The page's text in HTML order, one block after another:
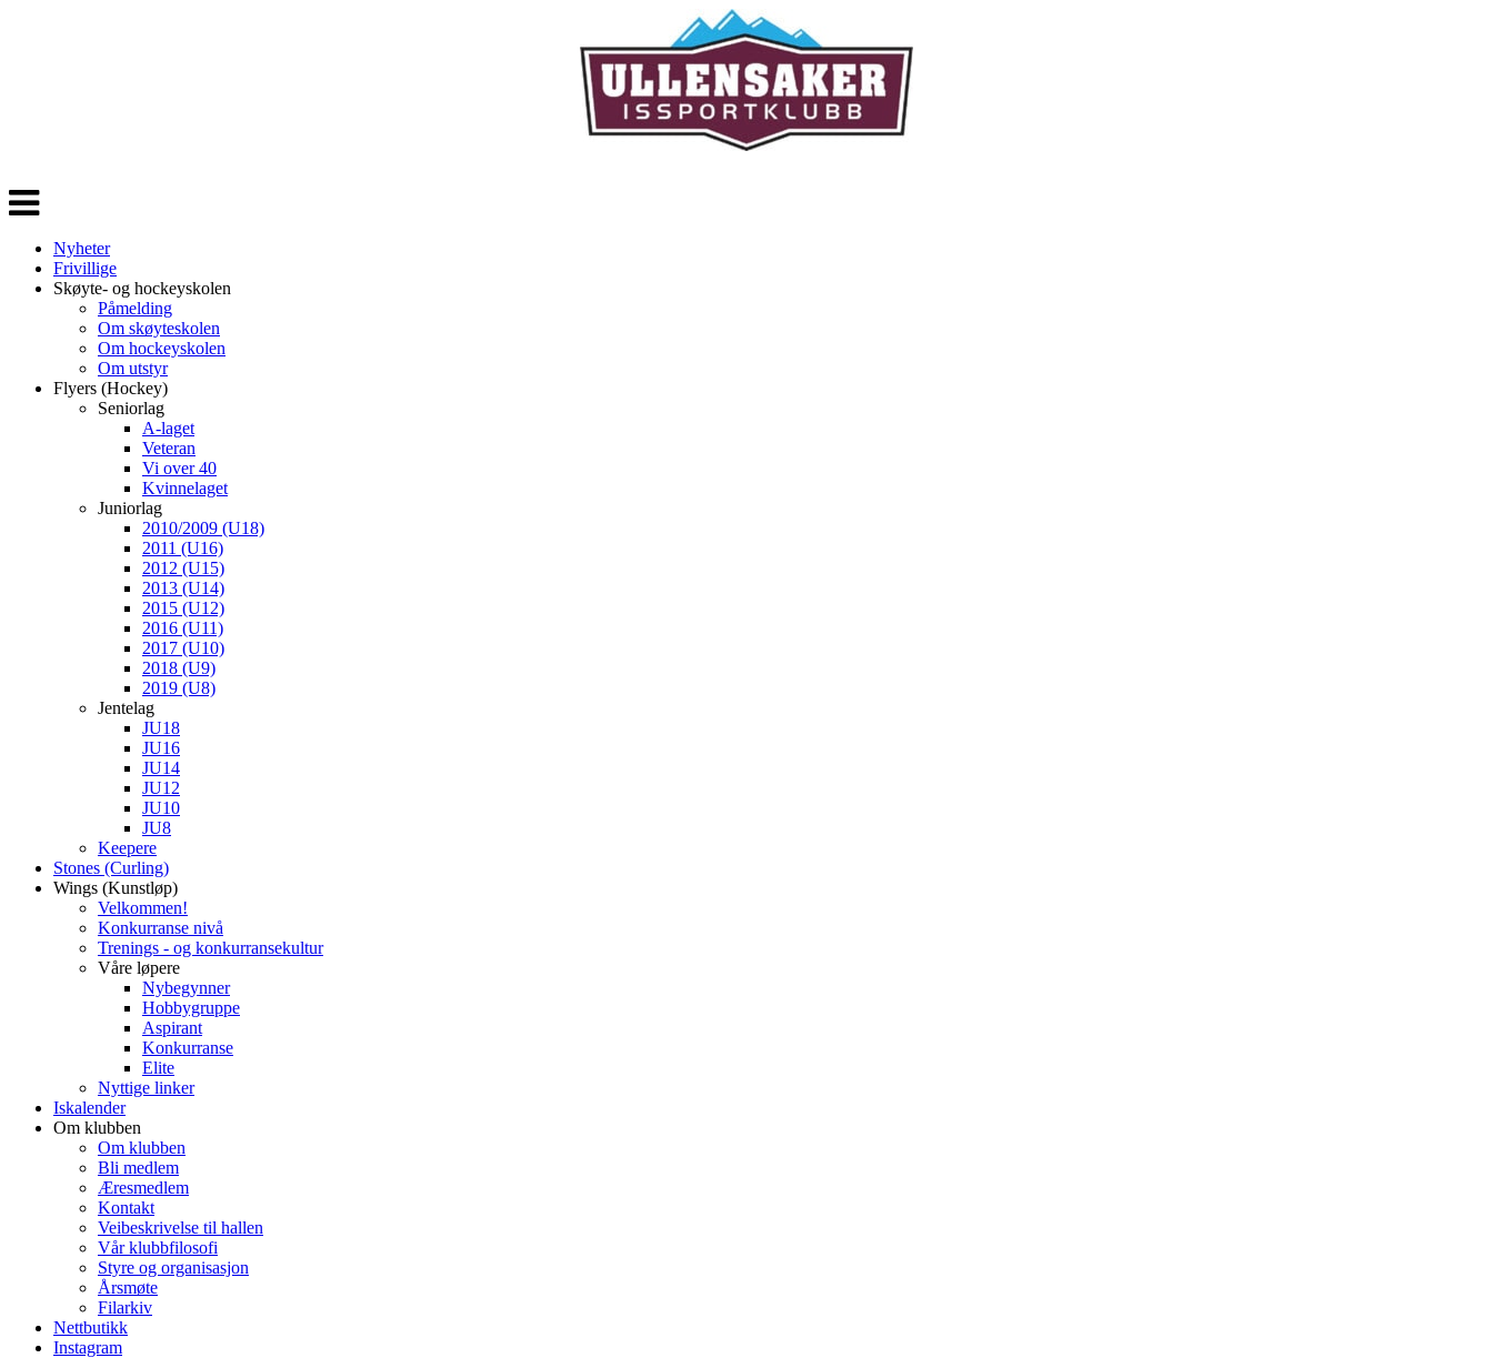
Veksle
navigasjon
Nyheter
Frivillige
Skøyte- og hockeyskolen
Påmelding
Om skøyteskolen
Om hockeyskolen
Om utstyr
Flyers (Hockey)
Seniorlag
A-laget
Veteran
Vi over 40
Kvinnelaget
Juniorlag
2010/2009 (U18)
2011 (U16)
2012 (U15)
2013 (U14)
2015 (U12)
2016 (U11)
2017 (U10)
2018 (U9)
2019 (U8)
Jentelag
JU18
JU16
JU14
JU12
JU10
JU8
Keepere
Stones (Curling)
Wings (Kunstløp)
Velkommen!
Konkurranse nivå
Trenings - og konkurransekultur
Våre løpere
Nybegynner
Hobbygruppe
Aspirant
Konkurranse
Elite
Nyttige linker
Iskalender
Om klubben
Om klubben
Bli medlem
Æresmedlem
Kontakt
Veibeskrivelse til hallen
Vår klubbfilosofi
Styre og organisasjon
Årsmøte
Filarkiv
Nettbutikk
Instagram